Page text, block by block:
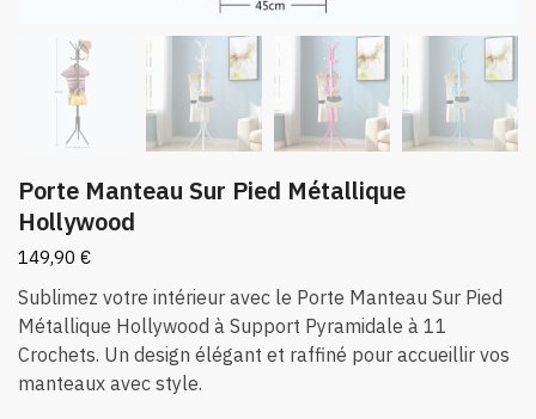
Porte Manteau Sur Pied Métallique
Hollywood
149,90 €
Sublimez votre intérieur avec le Porte Manteau Sur Pied
Métallique Hollywood à Support Pyramidale à 11
Crochets. Un design élégant et raffiné pour accueillir vos
manteaux avec style.